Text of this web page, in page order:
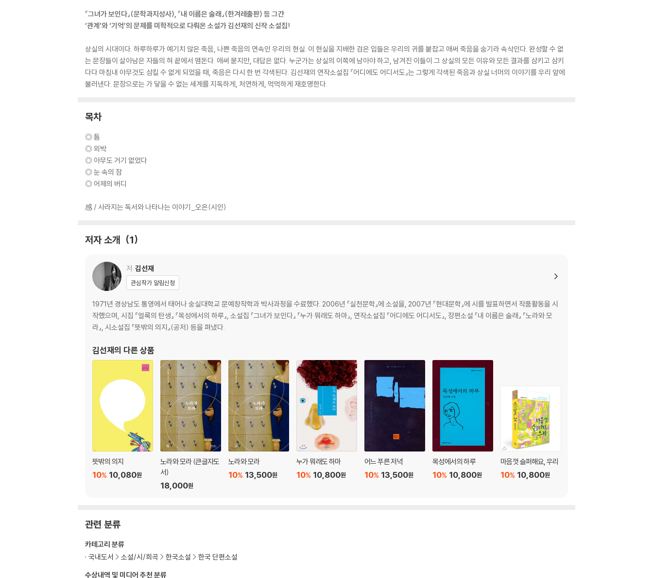
『그녀가 보인다』(문학과지성사), 『내 이름은 술래』(한겨레출판) 등 그간
‘관계’와 ‘기억’의 문제를 미학적으로 다뤄온 소설가 김선재의 신작 소설집!
상실의 시대이다. 하루하루가 예기치 않은 죽음, 나쁜 죽음의 연속인 우리의 현실. 이 현실을 지배한 검은 입들은 우리의 귀를 붙잡고 애써 죽음을 숨기라 속삭인다. 완성할 수 없
는 문장들이 살아남은 자들의 혀 끝에서 맴돈다. 애써 묻지만, 대답은 없다. 누군가는 상실의 이쪽에 남아야 하고, 남겨진 이들이 그 상실의 모든 이유와 모든 결과를 삼키고 삼키
다다 마침내 아무것도 삼킬 수 없게 되었을 때, 죽음은 다시 한 번 각색된다. 김선재의 연작소설집 『어디에도 어디서도』는 그렇게 각색된 죽음과 상실 너머의 이야기를 우리 앞에
불러낸다. 문장으로는 가 닿을 수 없는 세계를 지독하게, 처연하게, 먹먹하게 재호명한다.
목차
◎ 틈
◎ 외박
◎ 아무도 거기 없었다
◎ 눈 속의 잠
◎ 어제의 버디
感 / 사라지는 독서와 나타나는 이야기_오은(시인)
저자 소개 1
저 김선재
관심작가 알림신청
1971년 경상남도 통영에서 태어나 숭실대학교 문예창작학과 박사과정을 수료했다. 2006년 『실천문학』에 소설을, 2007년 『현대문학』에 시를 발표하면서 작품활동을 시
작했으며, 시집 『얼룩의 탄생』 『목성에서의 하루』, 소설집 『그녀가 보인다』 『누가 뭐래도 하마』, 연작소설집 『어디에도 어디서도』, 장편소설 『내 이름은 술래』 『노라와 모
라』, 시소설집 『뜻밖의 의지』(공저) 등을 펴냈다.
김선재의 다른 상품
뜻밖의 의지
10,080원
10%
노라와 모라 (큰글자도
서)
18,000원
노라와 모라
13,500원
10%
누가 뭐래도 하마
10,800원
10%
어느 푸른 저녁
13,500원
10%
목성에서의 하루
10,800원
10%
마음껏 슬퍼해요, 우리
10,800원
10%
관련 분류
수상내역 및 미디어 추천 분류
카테고리 분류
국내도서
소설/시/희곡 한국소설 한국 단편소설